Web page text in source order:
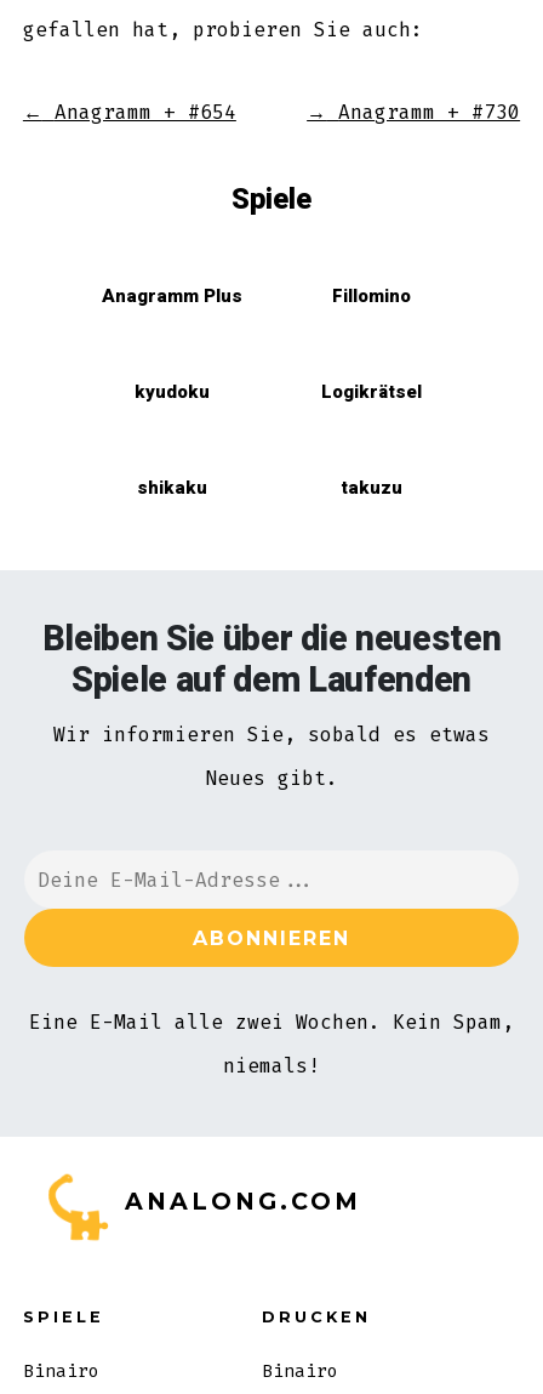
gefallen hat, probieren Sie auch:
← Anagramm + #654 → Anagramm + #730
Spiele
Anagramm Plus Fillomino
kyudoku Logikrätsel
shikaku takuzu
Bleiben Sie über die neuesten
Spiele auf dem Laufenden
Wir informieren Sie, sobald es etwas
Neues gibt.
Eine E-Mail alle zwei Wochen. Kein Spam,
niemals!
ANALONG.COM
SPIELE
Binairo
DRUCKEN
Binairo